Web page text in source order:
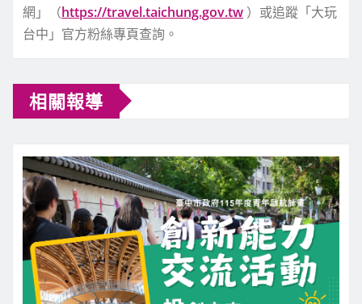
網」（https://travel.taichung.gov.tw ）或追蹤「大玩
台中」官方粉絲專頁查詢。
相關報導